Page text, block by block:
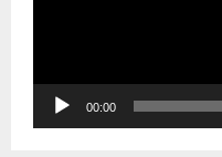
t
r
00:00